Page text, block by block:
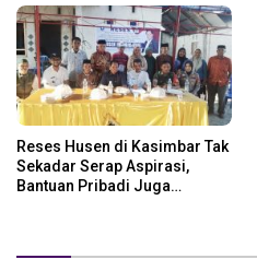
Reses Husen di Kasimbar Tak
Sekadar Serap Aspirasi,
Bantuan Pribadi Juga